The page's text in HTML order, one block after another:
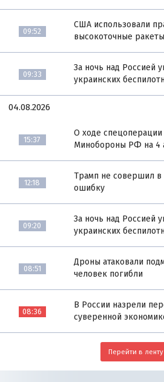
09:52
США использовали
высокоточные
09:33
За ночь над Россией
украинских
04.08.2026
15:37
О ходе спецоперации
Минобороны РФ на 4
12:18
Трамп не совершил
ошибку
09:20
За ночь над Россией
украинских
08:51
Дроны атаковали
человек погибли
08:36
В России назрели
суверенной
Перейти в ленту